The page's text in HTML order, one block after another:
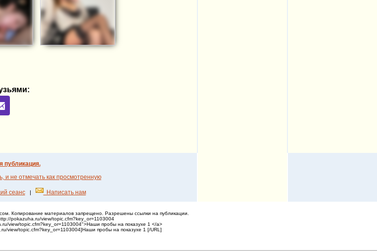
публикация.
и не отмечать как просмотренную
сеанс| Написать нам
Копирование материалов запрещено. Разрешены ссылки на публикации.
pokazuha.ru/view/topic.cfm?key_or=1103004
view/topic.cfm?key_or=1103004">Наши пробы на показухе 1 </a>
view/topic.cfm?key_or=1103004]Наши пробы на показухе 1 [/URL]